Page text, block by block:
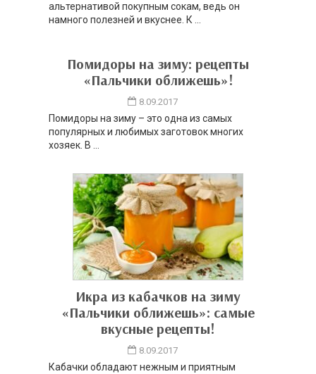
альтернативой покупным сокам, ведь он
намного полезней и вкуснее. К ...
Помидоры на зиму: рецепты
«Пальчики оближешь»!
8.09.2017
Помидоры на зиму – это одна из самых
популярных и любимых заготовок многих
хозяек. В ...
Икра из кабачков на зиму
«Пальчики оближешь»: самые
вкусные рецепты!
8.09.2017
Кабачки обладают нежным и приятным